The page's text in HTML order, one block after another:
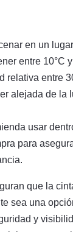
en un
entre 10°C
relativa entre
alejada de la
usar
para
que la
sea una
y